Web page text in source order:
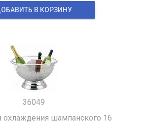
В КОРЗИНУ
36049
охлаждения шампанского 16